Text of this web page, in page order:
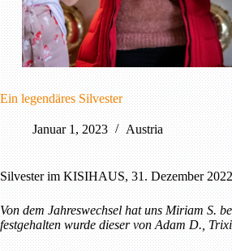
Ein legendäres Silvester
Januar 1, 2023 Austria
Silvester im KISIHAUS, 31. Dezember
Von dem Jahreswechsel hat uns Miriam S.
festgehalten wurde dieser von Adam D.,